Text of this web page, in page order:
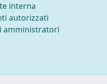
interna
autorizzati
amministratori